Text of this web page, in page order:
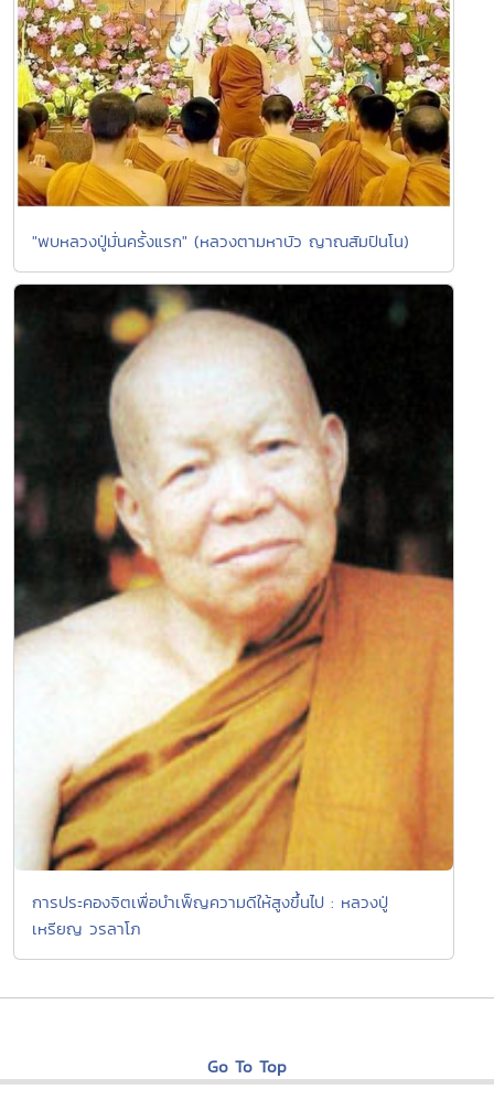
"พบหลวงปู่มั่นครั้งแรก" (หลวงตามหาบัว ญาณสัมปันโน)
การประคองจิตเพื่อบำเพ็ญความดีให้สูงขึ้นไป : หลวงปู่
เหรียญ วรลาโภ
Go To Top